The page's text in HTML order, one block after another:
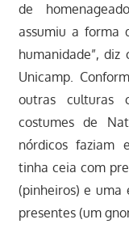
de
assumiu a forma
humanidade”,
Unicamp.
outras culturas
costumes de
nórdicos faziam
tinha ceia com
(pinheiros) e uma
presentes (um